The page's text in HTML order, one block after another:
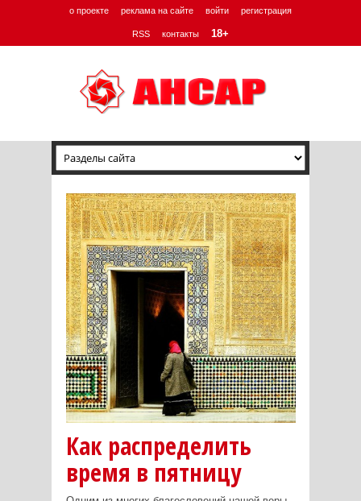
о проекте реклама на сайте войти регистрация
RSS контакты 18+
Как распределить
время в пятницу